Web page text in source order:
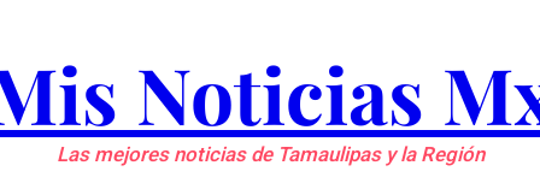
Noticias
Las mejores noticias de Tamaulipas y la Región